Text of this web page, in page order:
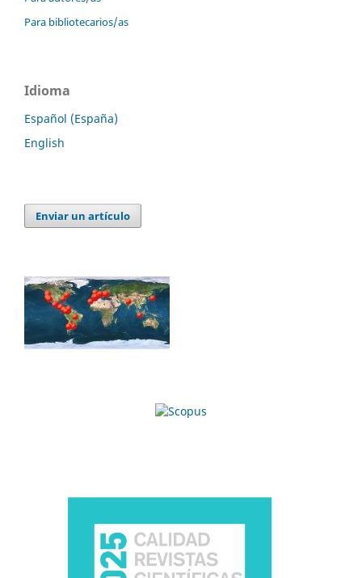
Para bibliotecarios/as
Idioma
Español (España)
English
Enviar un artículo